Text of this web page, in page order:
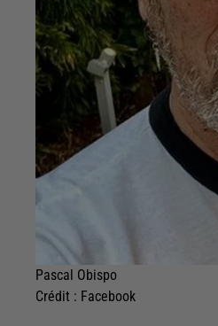
Pascal Obispo
Crédit : Facebook